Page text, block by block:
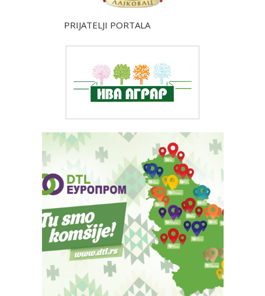
PRIJATELJI PORTALA